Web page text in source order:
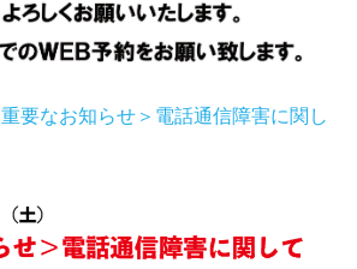
要なお知らせ＞電話通信障害に関し